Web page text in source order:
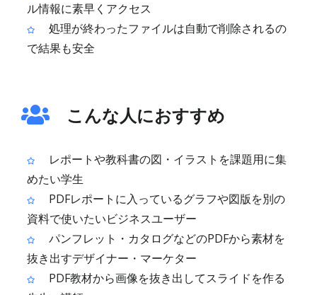
ル情報に素早くアクセス
処理が終わったファイルは自動で削除されるの
で結果も安全
こんな人におすすめ
レポートや教科書の図・イラストを課題用に集
めたい学生
PDFレポートに入っているグラフや図版を別の
資料で使いたいビジネスユーザー
パンフレット・カタログなどのPDFから素材を
抜き出すデザイナー・マーケター
PDF教材から画像を抜き出してスライドを作る